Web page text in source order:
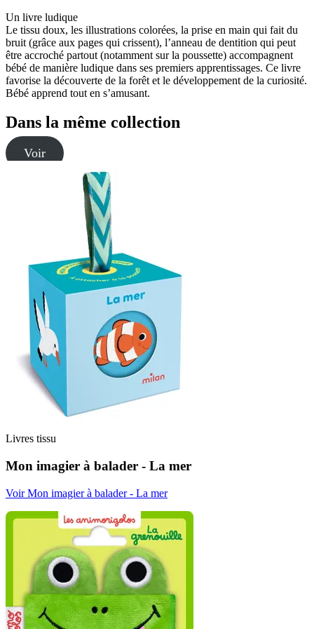
Un livre ludique
Le tissu doux, les illustrations colorées, la prise en main qui fait du
bruit (grâce aux pages qui crissent), l’anneau de dentition qui peut
être accroché partout (notamment sur la poussette) accompagnent
bébé de manière ludique dans ses premiers apprentissages. Ce livre
favorise la découverte de la forêt et le développement de la curiosité.
Bébé apprend tout en s’amusant.
Dans la même collection
Voir
Livres tissu
Mon imagier à balader - La mer
Voir Mon imagier à balader - La mer